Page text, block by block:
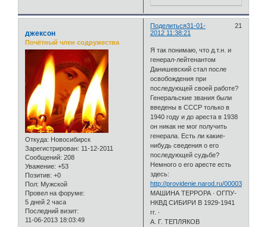
Поделиться 21
31-01-
2012 11:38:21
джексон
Почётный член содружества
Откуда: Новосибирск
Зарегистрирован: 11-12-2011
Сообщений: 208
Уважение: +53
Позитив: +0
Пол: Мужской
Провел на форуме:
5 дней 2 часа
Последний визит:
11-06-2013 18:03:49
Я так понимаю, что д.т.н. и
генерал-лейтенантом
Данишевский стал после
освобождения при
последующей своей работе?
Генеральские звания были
введены в СССР только в
1940 году и до ареста в 1938
он никак не мог получить
генерала. Есть ли какие-
нибудь сведения о его
последующей судьбе?
Немного о его аресте есть
здесь:
http://providenie.narod.ru/0000362.html
МАШИНА ТЕРРОРА · ОГПУ-
НКВД СИБИРИ В 1929-1941
гг. ·
А. Г. ТЕПЛЯКОВ